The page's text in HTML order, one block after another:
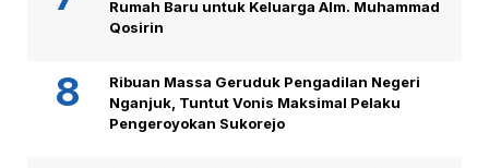
Rumah Baru untuk Keluarga Alm. Muhammad
Qosirin
Ribuan Massa Geruduk Pengadilan Negeri
Nganjuk, Tuntut Vonis Maksimal Pelaku
Pengeroyokan Sukorejo